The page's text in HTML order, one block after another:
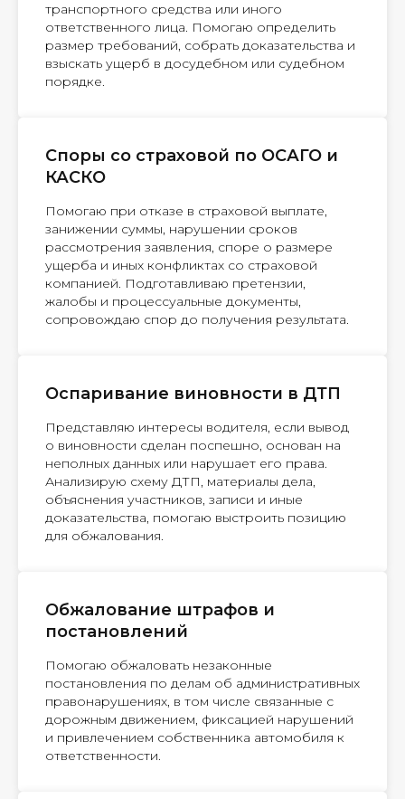
транспортного средства или иного
ответственного лица. Помогаю определить
размер требований, собрать доказательства и
взыскать ущерб в досудебном или судебном
порядке.
Споры со страховой по ОСАГО и
КАСКО
Помогаю при отказе в страховой выплате,
занижении суммы, нарушении сроков
рассмотрения заявления, споре о размере
ущерба и иных конфликтах со страховой
компанией. Подготавливаю претензии,
жалобы и процессуальные документы,
сопровождаю спор до получения результата.
Оспаривание виновности в ДТП
Представляю интересы водителя, если вывод
о виновности сделан поспешно, основан на
неполных данных или нарушает его права.
Анализирую схему ДТП, материалы дела,
объяснения участников, записи и иные
доказательства, помогаю выстроить позицию
для обжалования.
Обжалование штрафов и
постановлений
Помогаю обжаловать незаконные
постановления по делам об административных
правонарушениях, в том числе связанные с
дорожным движением, фиксацией нарушений
и привлечением собственника автомобиля к
ответственности.